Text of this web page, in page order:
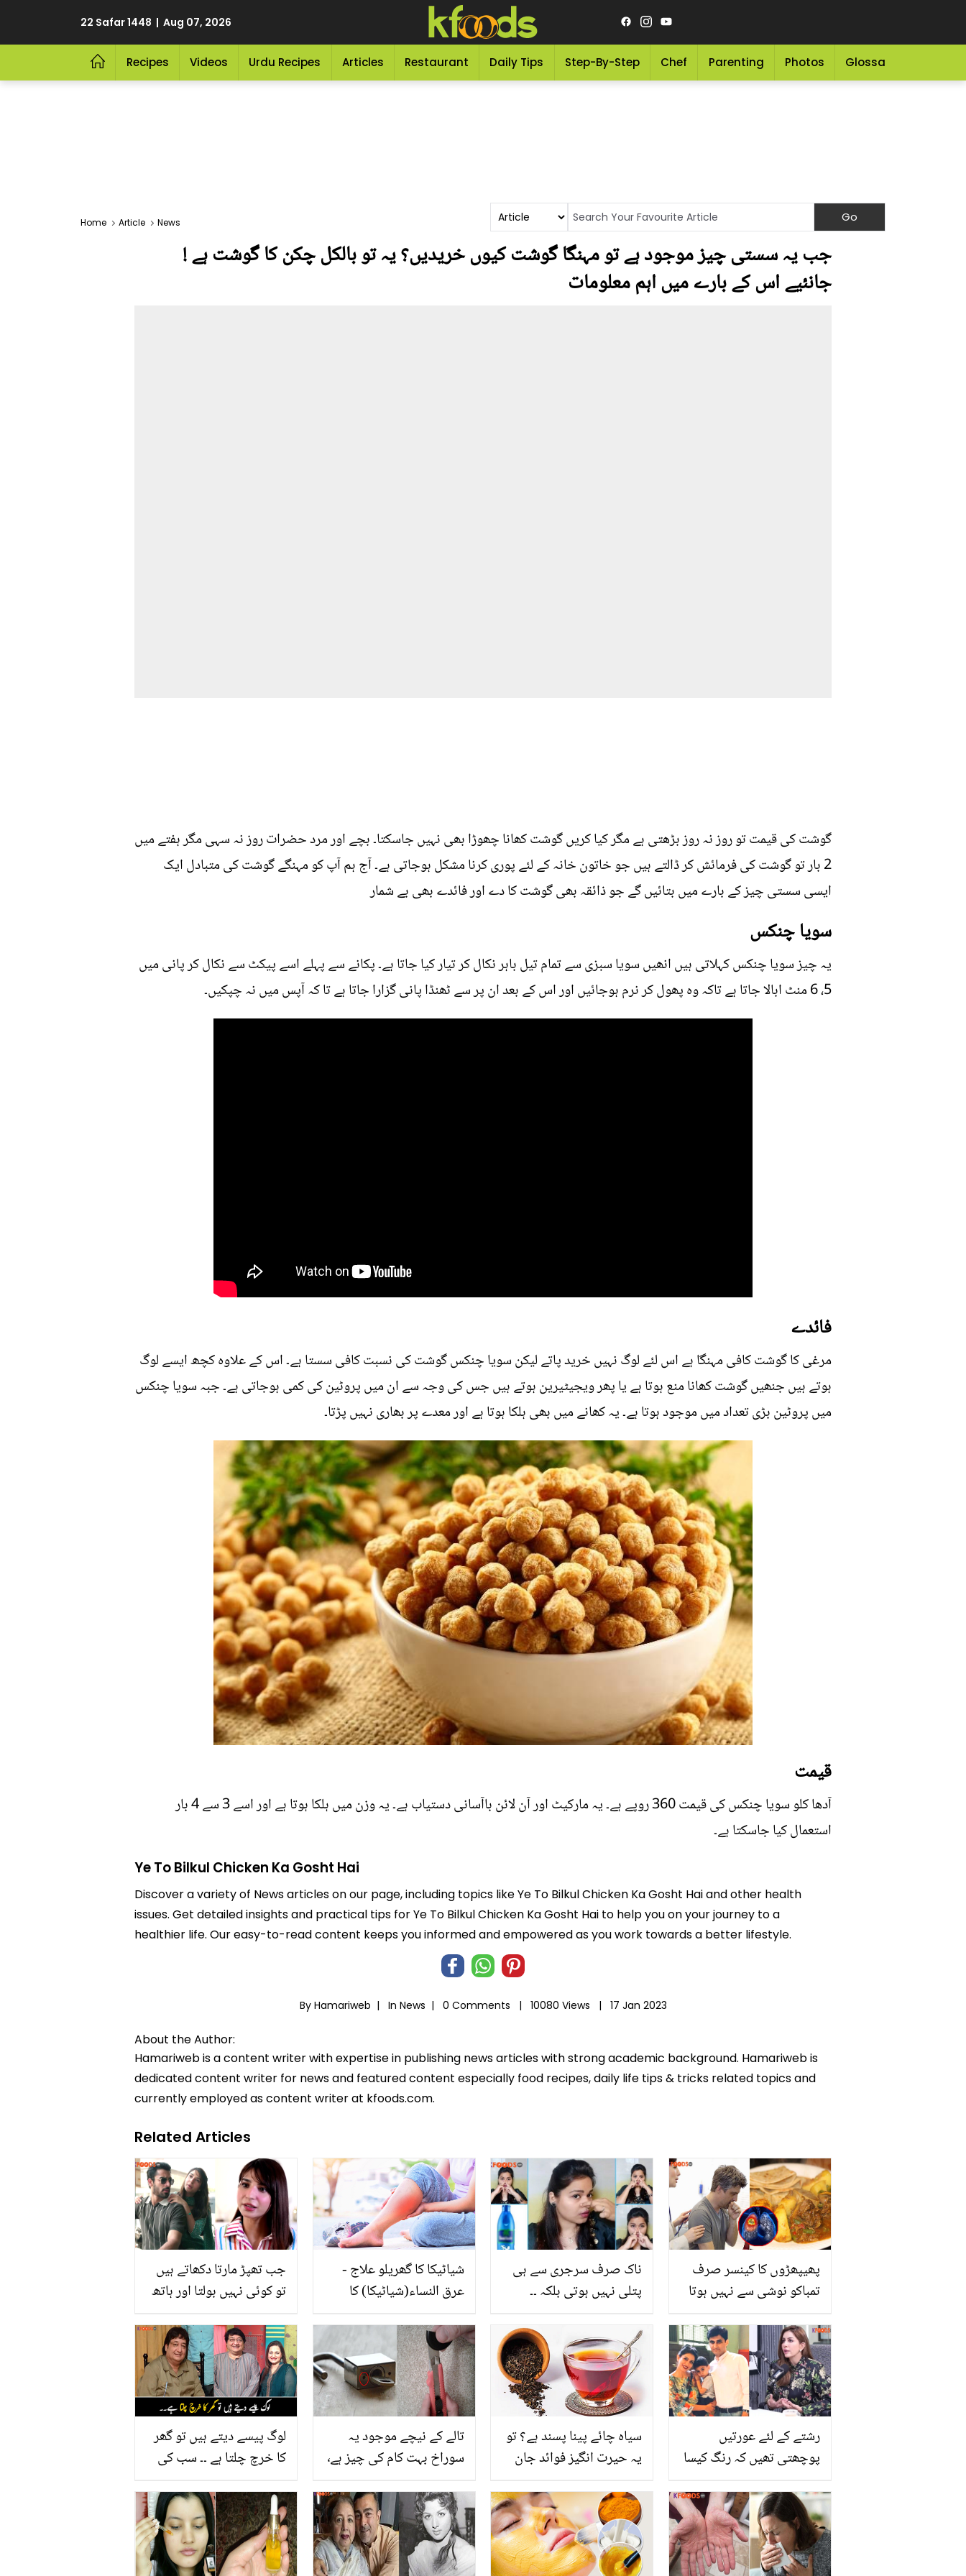
22 Safar 1448 | Aug 07, 2026
Recipes Videos Urdu Recipes Articles Restaurant Daily Tips Step-By-Step Chef Parenting Photos Glossary
Home Article News
جب یہ سستی چیز موجود ہے تو مہنگا گوشت کیوں خریدیں؟ یہ تو بالکل چکن کا گوشت ہے !
جانئیے اس کے بارے میں اہم معلومات
گوشت کی قیمت تو روز نہ روز بڑھتی ہے مگر کیا کریں گوشت کھانا چھوڑا بھی نہیں جاسکتا۔ بچے اور مرد حضرات روز نہ سہی مگر ہفتے میں
2 بار تو گوشت کی فرمائش کر ڈالتے ہیں جو خاتون خانہ کے لئے پوری کرنا مشکل ہوجاتی ہے۔ آج ہم آپ کو مہنگے گوشت کی متبادل ایک
ایسی سستی چیز کے بارے میں بتائیں گے جو ذائقہ بھی گوشت کا دے اور فائدے بھی بے شمار
سویا چنکس
یہ چیز سویا چنکس کہلاتی ہیں انھیں سویا سبزی سے تمام تیل باہر نکال کر تیار کیا جاتا ہے۔ پکانے سے پہلے اسے پیکٹ سے نکال کر پانی میں
5، 6 منٹ ابالا جاتا ہے تاکہ وہ پھول کر نرم ہوجائیں اور اس کے بعد ان پر سے ٹھنڈا پانی گزارا جاتا ہے تا کہ آپس میں نہ چپکیں۔
فائدے
مرغی کا گوشت کافی مہنگا ہے اس لئے لوگ نہیں خرید پاتے لیکن سویا چنکس گوشت کی نسبت کافی سستا ہے۔ اس کے علاوہ کچھ ایسے لوگ
ہوتے ہیں جنھیں گوشت کھانا منع ہوتا ہے یا پھر ویجیٹیرین ہوتے ہیں جس کی وجہ سے ان میں پروٹین کی کمی ہوجاتی ہے۔ جبہ سویا چنکس
میں پروٹین بڑی تعداد میں موجود ہوتا ہے۔ یہ کھانے میں بھی ہلکا ہوتا ہے اور معدے پر بھاری نہیں پڑتا۔
قیمت
آدھا کلو سویا چنکس کی قیمت 360 روپے ہے۔ یہ مارکیٹ اور آن لائن باآسانی دستیاب ہے۔ یہ وزن میں ہلکا ہوتا ہے اور اسے 3 سے 4 بار
استعمال کیا جاسکتا ہے۔
Ye To Bilkul Chicken Ka Gosht Hai
Discover a variety of News articles on our page, including topics like Ye To Bilkul Chicken Ka Gosht Hai and other health
issues. Get detailed insights and practical tips for Ye To Bilkul Chicken Ka Gosht Hai to help you on your journey to a
healthier life. Our easy-to-read content keeps you informed and empowered as you work towards a better lifestyle.
By Hamariweb | In News | 0 Comments | 10080 Views | 17 Jan 2023
About the Author:
Hamariweb is a content writer with expertise in publishing news articles with strong academic background. Hamariweb is
dedicated content writer for news and featured content especially food recipes, daily life tips & tricks related topics and
currently employed as content writer at kfoods.com.
Related Articles
جب تھپڑ مارتا دکھاتے ہیں
تو کوئی نہیں بولتا اور ہاتھ
غیر اخلاقی مناظر کی
حمایت میں انوکھی دلیل
پیش کردی ! دیکھیں
شیاٹیکا کا گھریلو علاج -
عرق النساء(شیاٹیکا) کا
ناک صرف سرجری سے ہی
پتلی نہیں ہوتی بلکہ ۔۔
بیٹھے کون سے مساج سے
ناک پتلی کی جا سکتی ہے؟
پھیپھڑوں کا کینسر صرف
تمباکو نوشی سے نہیں ہوتا
غذائیں ہیں جو اس
خطرناک بیماری کا سبب
بنتی ہیں؟
لوگ پیسے دیتے ہیں تو گھر
کا خرچ چلتا ہے ۔۔ سب کی
مسعود خواجہ کے آخری دن
کس اذیت میں گزرے؟
تالے کے نیچے موجود یہ
سوراخ بہت کام کی چیز ہے٬
فائدے آپ بھی نہیں جانتے
ہوں گے
سیاہ چائے پینا پسند ہے؟ تو
یہ حیرت انگیز فوائد جان
رشتے کے لئے عورتیں
پوچھتی تھیں کہ رنگ کیسا
کلاس فیلو سے شادی کرنے
والی سعدیہ فیصل رشتہ
مانگنے والیوں کے خلاف
پھٹ پڑیں